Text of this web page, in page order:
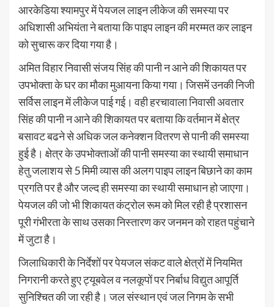
आरकेडिया श्यामपुर में पेयजल लाइन लीकेज की समस्या पर
अधिशासी अभियंता ने बताया कि पाइप लाइन की मरम्मत कर लाइन
को सुचारू कर दिया गया है।
अमित विहार निवासी संजय सिंह की पानी न आने की शिकायत पर
उपभोक्ता के घर का मौका मुआयना किया गया। जिसमें उनकी निजी
सर्विस लाइन में लीकेज पाई गई। वही हरचावाला निवासी अवतार
सिंह की पानी न आने की शिकायत पर बताया कि वर्तमान में क्षेत्र
बसावट बढने से अधिक जल कनेक्शन वितरण से पानी की समस्या
हुई है। क्षेत्र के उपभोक्ताओं की पानी समस्या का स्थायी समाधान
हेतु जलाशय से 5 मिमी व्यास की अलग पाइप लाइन बिछाने का काम
प्रगति पर है और जल्द ही समस्या का स्थायी समाधान हो जाएगा।
पेयजल की जो भी शिकायत कंट्रोल रूम को मिल रही है प्रशासन
पूरी गंभीरता के साथ उसका निस्तारण कर जनमन को राहत पहुंचाने
में जुटा है।
जिलाधिकारी के निर्देशों पर पेयजल संकट वाले क्षेत्रों में नियमित
निगरानी करते हुए ट्यूबवेल व नलकूपों पर निर्बाध विद्युत आपूर्ति
सुनिश्चित की जा रही है। जल संस्थान एवं जल निगम के सभी